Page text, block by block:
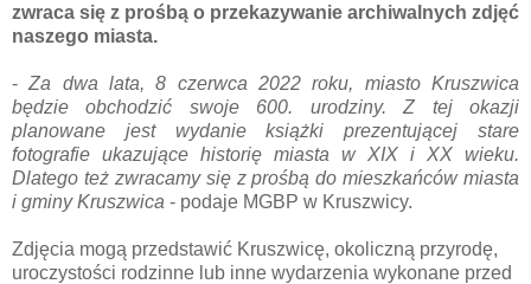
zwraca się z prośbą o przekazywanie archiwalnych zdjęć
naszego miasta.
- Za dwa lata, 8 czerwca 2022 roku, miasto Kruszwica
będzie obchodzić swoje 600. urodziny. Z tej okazji
planowane jest wydanie książki prezentującej stare
fotografie ukazujące historię miasta w XIX i XX wieku.
Dlatego też zwracamy się z prośbą do mieszkańców miasta
i gminy Kruszwica - podaje MGBP w Kruszwicy.
Zdjęcia mogą przedstawić Kruszwicę, okoliczną przyrodę,
uroczystości rodzinne lub inne wydarzenia wykonane przed